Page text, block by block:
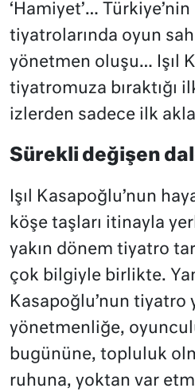
‘Hamiyet’…
tiyatrolarında oyun
yönetmen oluşu… Işıl
tiyatromuza bıraktığı
izlerden sadece ilk
Sürekli değişen
Işıl Kasapoğlu’nun
köşe taşları itinayla
yakın dönem tiyatro
çok bilgiyle birlikte.
Kasapoğlu’nun tiyatro
yönetmenliğe,
bugününe, topluluk
ruhuna, yoktan var